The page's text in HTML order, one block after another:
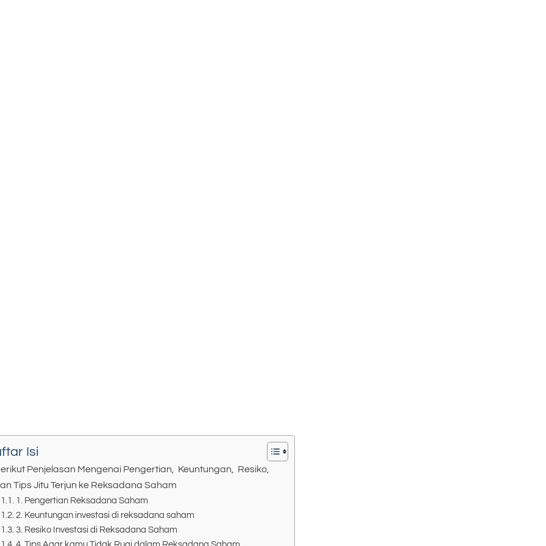
Isi
Penjelasan Mengenai Pengertian, Keuntungan, Resiko,
Tips Jitu Terjun ke Reksadana Saham
1. Pengertian Reksadana Saham
2. Keuntungan investasi di reksadana saham
3. Resiko Investasi di Reksadana Saham
4. Tips Agar kamu Tidak Rugi dalam Reksadana Saham